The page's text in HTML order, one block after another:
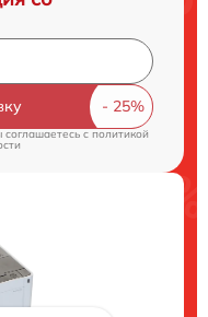
соглашаетесь cполитикой